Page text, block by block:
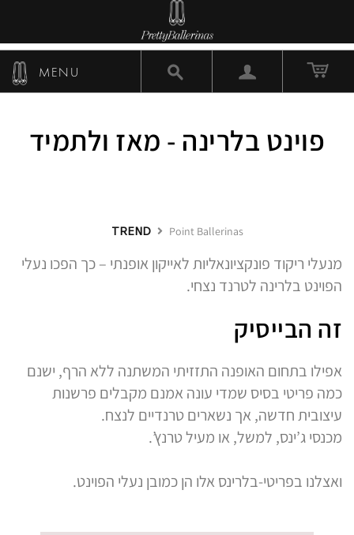
MENU
פוינט בלרינה - מאז ולתמיד
TREND Point Ballerinas
מנעלי ריקוד פונקציונאליות לאייקון אופנתי – כך הפכו נעלי
הפוינט בלרינה לטרנד נצחי.
זה הבייסיק
אפילו בתחום האופנה התזזיתי המשתנה ללא הרף, ישנם
כמה פריטי בסיס שמדי עונה אמנם מקבלים פרשנות
עיצובית חדשה, אך נשארים טרנדיים לנצח.
מכנסי ג’ינס, למשל, או מעיל טרנץ’.
ואצלנו בפריטי-בלרינס אלו הן כמובן נעלי הפוינט.